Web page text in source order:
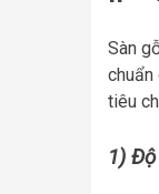
Sàn
chuẩn
tiêu
1)